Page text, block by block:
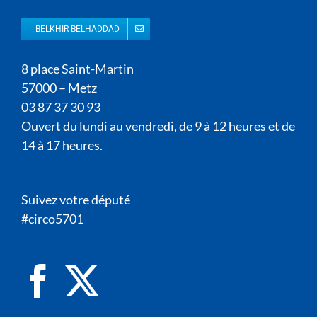
BELKHIR BELHADDAD
8 place Saint-Martin
57000 – Metz
03 87 37 30 93
Ouvert du lundi au vendredi, de 9 à 12 heures et de
14 à 17 heures.
Suivez votre député
#circo5701